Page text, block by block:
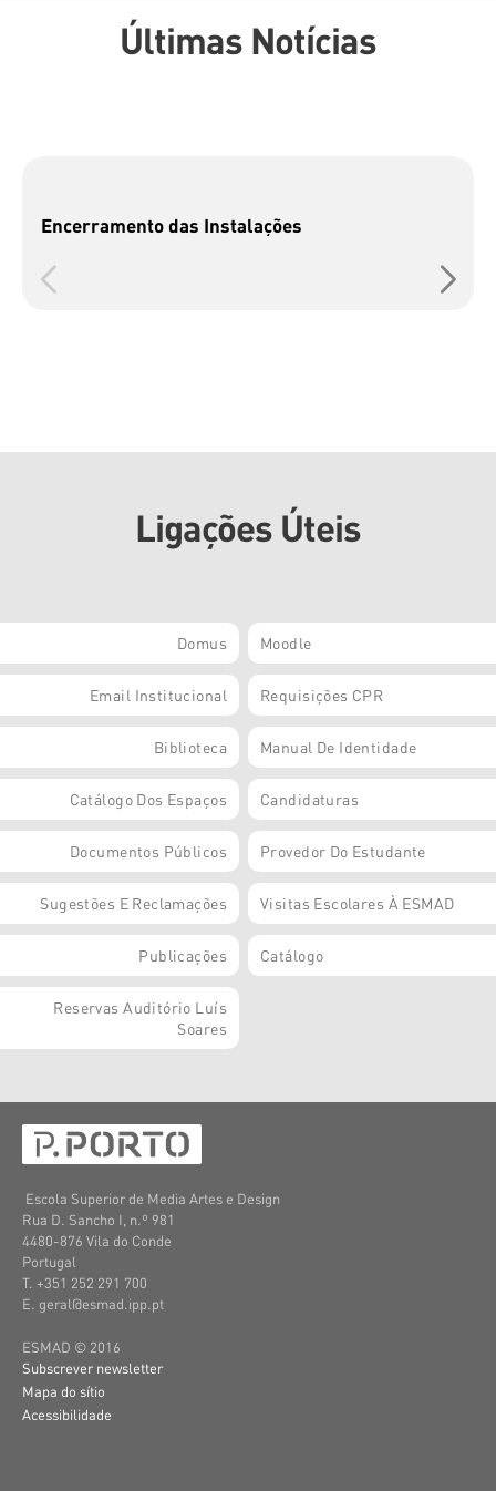
Últimas Notícias
Encerramento das Instalações
Ligações Úteis
Domus Moodle
Email Institucional Requisições CPR
Biblioteca Manual De Identidade
Catálogo Dos Espaços Candidaturas
Documentos Públicos Provedor Do Estudante
Sugestões E Reclamações Visitas Escolares À ESMAD
Publicações Catálogo
Reservas Auditório Luís
Soares
Escola Superior de Media Artes e Design
Rua D. Sancho I, n.º 981
4480-876 Vila do Conde
Portugal
T. +351 252 291 700
E. geral@esmad.ipp.pt
ESMAD © 2016
Subscrever newsletter
Mapa do sítio
Acessibilidade